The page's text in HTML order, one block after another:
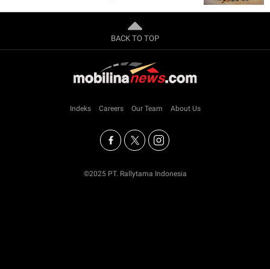
BACK TO TOP
Indeks Careers Our Team About Us
©2025 PT. Rallytama Indonesia